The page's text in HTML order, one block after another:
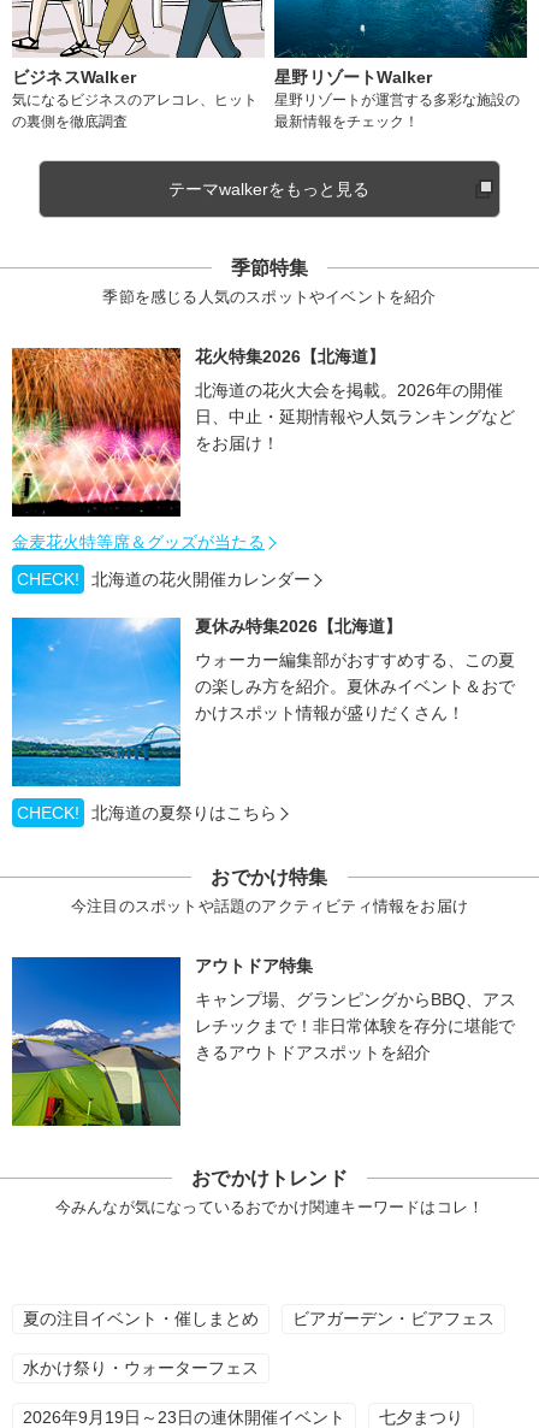
ビジネスWalker
気になるビジネスのアレコレ、ヒット
の裏側を徹底調査
星野リゾートWalker
星野リゾートが運営する多彩な施設の
最新情報をチェック！
テーマwalkerをもっと見る
季節特集
季節を感じる人気のスポットやイベントを紹介
花火特集2026【北海道】
北海道の花火大会を掲載。2026年の開催
日、中止・延期情報や人気ランキングなど
をお届け！
金麦花火特等席＆グッズが当たる
CHECK!
北海道の花火開催カレンダー
夏休み特集2026【北海道】
ウォーカー編集部がおすすめする、この夏
の楽しみ方を紹介。夏休みイベント＆おで
かけスポット情報が盛りだくさん！
CHECK! 北海道の夏祭りはこちら
おでかけ特集
今注目のスポットや話題のアクティビティ情報をお届け
アウトドア特集
キャンプ場、グランピングからBBQ、アス
レチックまで！非日常体験を存分に堪能で
きるアウトドアスポットを紹介
おでかけトレンド
今みんなが気になっているおでかけ関連キーワードはコレ！
夏の注目イベント・催しまとめ ビアガーデン・ビアフェス
水かけ祭り・ウォーターフェス
2026年9月19日～23日の連休開催イベント 七夕まつり